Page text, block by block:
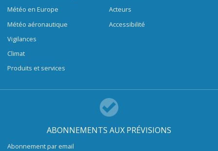
Météo en Europe
Météo aéronautique
Vigilances
Climat
Produits et services
Acteurs
Accessibilité
ABONNEMENTS AUX PRÉVISIONS
Abonnement par email